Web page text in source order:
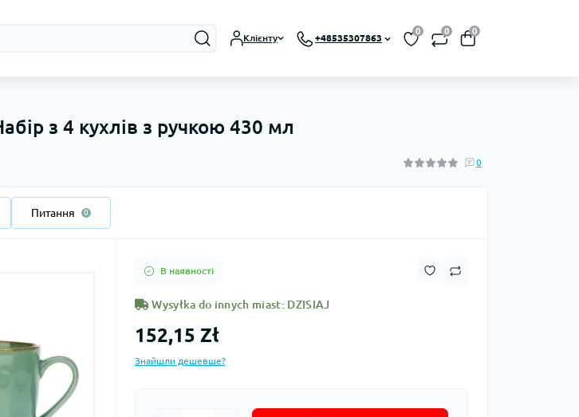
Клієнту +48535307863
0 0 0
з 4 кухлів з ручкою 430 мл
0
Питання 0
В наявності
Wysyłka do innych miast: DZISIAJ
152,15 Zł
Знайшли дешевше?